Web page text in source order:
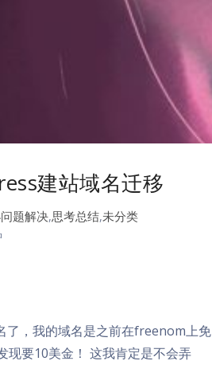
建站域名迁移
题解决,思考总结,未分类
了，我的域名是之前在freenom上免
现要10美金！ 这我肯定是不会弄